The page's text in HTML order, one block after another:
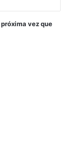
vez que